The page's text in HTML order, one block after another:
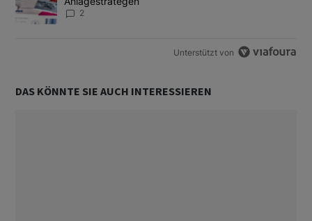
2
Unterstützt von
DAS KÖNNTE SIE AUCH INTERESSIEREN